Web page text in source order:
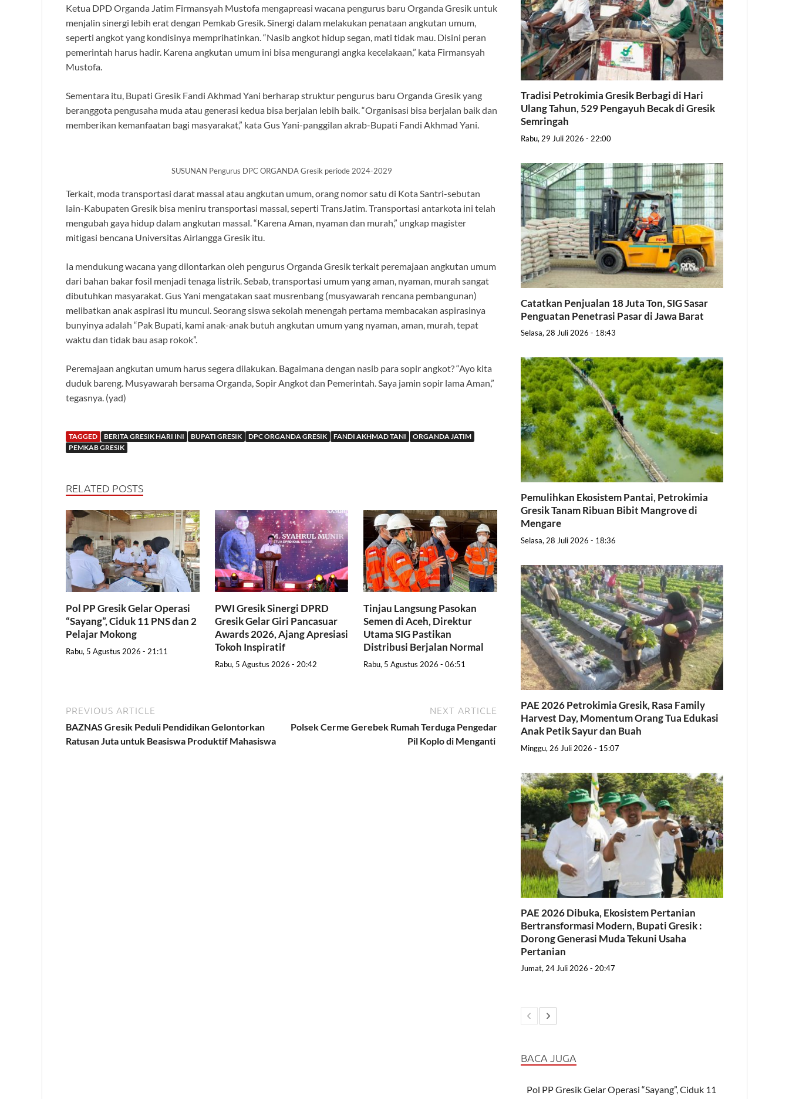
Ketua DPD Organda Jatim Firmansyah Mustofa mengapreasi wacana pengurus baru Organda Gresik untuk
menjalin sinergi lebih erat dengan Pemkab Gresik. Sinergi dalam melakukan penataan angkutan umum,
seperti angkot yang kondisinya memprihatinkan. “Nasib angkot hidup segan, mati tidak mau. Disini peran
pemerintah harus hadir. Karena angkutan umum ini bisa mengurangi angka kecelakaan,” kata Firmansyah
Mustofa.
Sementara itu, Bupati Gresik Fandi Akhmad Yani berharap struktur pengurus baru Organda Gresik yang
beranggota pengusaha muda atau generasi kedua bisa berjalan lebih baik. “Organisasi bisa berjalan baik dan
memberikan kemanfaatan bagi masyarakat,” kata Gus Yani-panggilan akrab-Bupati Fandi Akhmad Yani.
SUSUNAN Pengurus DPC ORGANDA Gresik periode 2024-2029
Terkait, moda transportasi darat massal atau angkutan umum, orang nomor satu di Kota Santri-sebutan
lain-Kabupaten Gresik bisa meniru transportasi massal, seperti TransJatim. Transportasi antarkota ini telah
mengubah gaya hidup dalam angkutan massal. “Karena Aman, nyaman dan murah,” ungkap magister
mitigasi bencana Universitas Airlangga Gresik itu.
Ia mendukung wacana yang dilontarkan oleh pengurus Organda Gresik terkait peremajaan angkutan umum
dari bahan bakar fosil menjadi tenaga listrik. Sebab, transportasi umum yang aman, nyaman, murah sangat
dibutuhkan masyarakat. Gus Yani mengatakan saat musrenbang (musyawarah rencana pembangunan)
melibatkan anak aspirasi itu muncul. Seorang siswa sekolah menengah pertama membacakan aspirasinya
bunyinya adalah “Pak Bupati, kami anak-anak butuh angkutan umum yang nyaman, aman, murah, tepat
waktu dan tidak bau asap rokok”.
Peremajaan angkutan umum harus segera dilakukan. Bagaimana dengan nasib para sopir angkot? “Ayo kita
duduk bareng. Musyawarah bersama Organda, Sopir Angkot dan Pemerintah. Saya jamin sopir lama Aman,”
tegasnya. (yad)
TAGGED BERITA GRESIK HARI INI BUPATI GRESIK DPC ORGANDA GRESIK FANDI AKHMAD TANI
ORGANDA JATIM
PEMKAB GRESIK
RELATED POSTS
Pol PP Gresik Gelar Operasi
“Sayang”, Ciduk 11 PNS dan 2
Pelajar Mokong
Rabu, 5 Agustus 2026 - 21:11
PWI Gresik Sinergi DPRD
Gresik Gelar Giri Pancasuar
Awards 2026, Ajang Apresiasi
Tokoh Inspiratif
Rabu, 5 Agustus 2026 - 20:42
Tinjau Langsung Pasokan
Semen di Aceh, Direktur
Utama SIG Pastikan
Distribusi Berjalan Normal
Rabu, 5 Agustus 2026 - 06:51
PREVIOUS ARTICLE
BAZNAS Gresik Peduli Pendidikan Gelontorkan
Ratusan Juta untuk Beasiswa Produktif Mahasiswa
NEXT ARTICLE
Polsek Cerme Gerebek Rumah Terduga Pengedar
Pil Koplo di Menganti
Tradisi Petrokimia Gresik Berbagi di Hari
Ulang Tahun, 529 Pengayuh Becak di Gresik
Semringah
Rabu, 29 Juli 2026 - 22:00
Catatkan Penjualan 18 Juta Ton, SIG Sasar
Penguatan Penetrasi Pasar di Jawa Barat
Selasa, 28 Juli 2026 - 18:43
Pemulihkan Ekosistem Pantai, Petrokimia
Gresik Tanam Ribuan Bibit Mangrove di
Mengare
Selasa, 28 Juli 2026 - 18:36
PAE 2026 Petrokimia Gresik, Rasa Family
Harvest Day, Momentum Orang Tua Edukasi
Anak Petik Sayur dan Buah
Minggu, 26 Juli 2026 - 15:07
PAE 2026 Dibuka, Ekosistem Pertanian
Bertransformasi Modern, Bupati Gresik :
Dorong Generasi Muda Tekuni Usaha
Pertanian
Jumat, 24 Juli 2026 - 20:47
BACA JUGA
Pol PP Gresik Gelar Operasi “Sayang”, Ciduk 11